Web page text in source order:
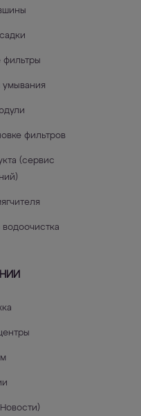
фильтры
умывания
фильтров
(сервис